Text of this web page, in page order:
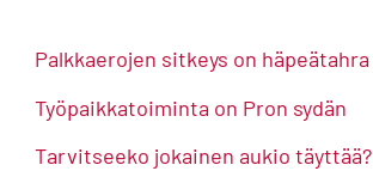
h
f
o
Palkkaerojen sitkeys on häpeätahra
Työpaikkatoiminta on Pron sydän
Tarvitseeko jokainen aukio täyttää?